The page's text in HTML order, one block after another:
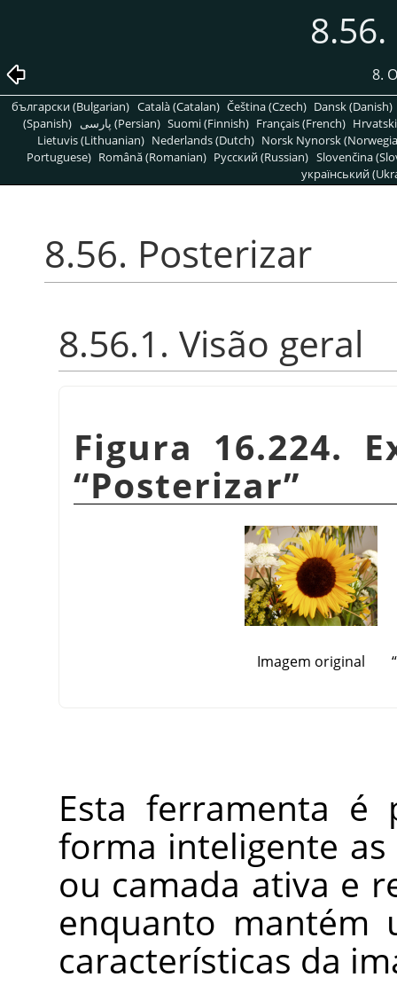
8.
български (Bulgarian) Català (Catalan) Čeština (Czech) Dansk (Danish)
(Spanish)
پارسی (Persian) Suomi (Finnish) Français (French)
Lietuvis (Lithuanian) Nederlands (Dutch) Norsk Nynorsk
Portuguese) Română (Romanian) Pусский (Russian) Slovenčina
український
8.56. Posterizar
8.56.1. Visão geral
Figura 16.224.
“Posterizar”
Imagem original “
Esta ferramenta é
forma inteligente
ou camada ativa e
enquanto mantém
características da